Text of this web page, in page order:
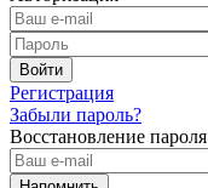
Регистрация
Забыли пароль?
Восстановление пароля